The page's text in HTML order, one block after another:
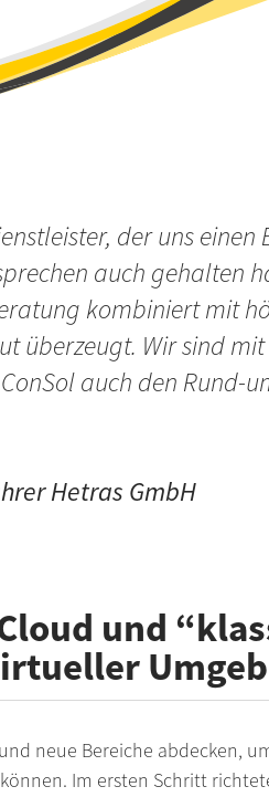
der uns einen
auch gehalten
kombiniert mit
überzeugt. Wir sind
auch den Rund-
Hetras GmbH
und
neue Bereiche abdecken,
Im ersten Schritt